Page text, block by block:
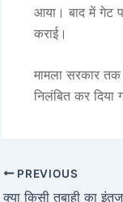
आया। बाद में गेट
कराई।
मामला सरकार तक
निलंबित कर दिया
PREVIOUS